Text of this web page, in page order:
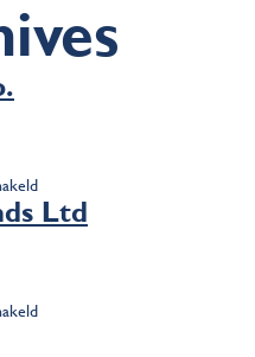
voor
Agro
AMA
Ltd
voor